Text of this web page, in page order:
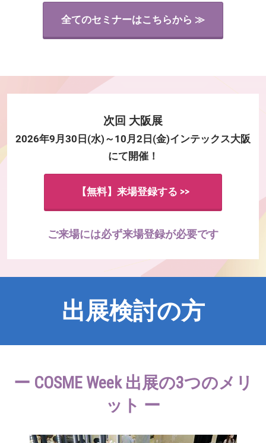
全てのセミナーはこちらから ≫
次回 大阪展
2026年9月30日(水)～10月2日(金)インテックス大阪
にて開催！
【無料】来場登録する >>
ご来場には必ず来場登録が必要です
出展検討の方
ー COSME Week 出展の3つのメリ
ット ー